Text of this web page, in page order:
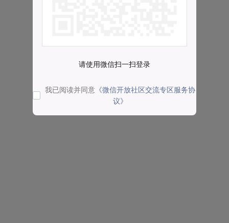
请使用微信扫一扫登录
我已阅读并同意 《微信开放社区交流专区服务协
议》